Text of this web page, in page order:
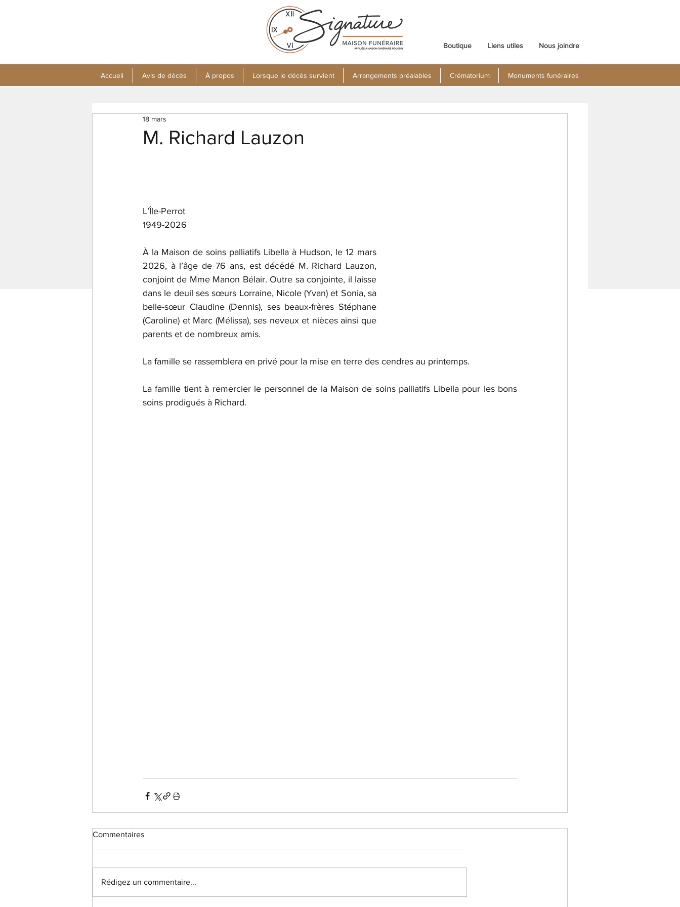
Boutique Liens utiles Nous joindre
Accueil Avis de décès À propos Lorsque le décès survient Arrangements préalables Crématorium Monuments funéraires
M. Richard Lauzon
18 mars
L’Île-Perrot
1949-2026
À la Maison de soins palliatifs Libella à Hudson, le 12 mars
2026, à l’âge de 76 ans, est décédé M. Richard Lauzon,
conjoint de Mme Manon Bélair. Outre sa conjointe, il laisse
dans le deuil ses sœurs Lorraine, Nicole (Yvan) et Sonia, sa
belle-sœur Claudine (Dennis), ses beaux-frères Stéphane
(Caroline) et Marc (Mélissa), ses neveux et nièces ainsi que
parents et de nombreux amis.
La famille se rassemblera en privé pour la mise en terre des cendres au printemps.
La famille tient à remercier le personnel de la Maison de soins palliatifs Libella pour les bons
soins prodigués à Richard.
Commentaires
Rédigez un commentaire...